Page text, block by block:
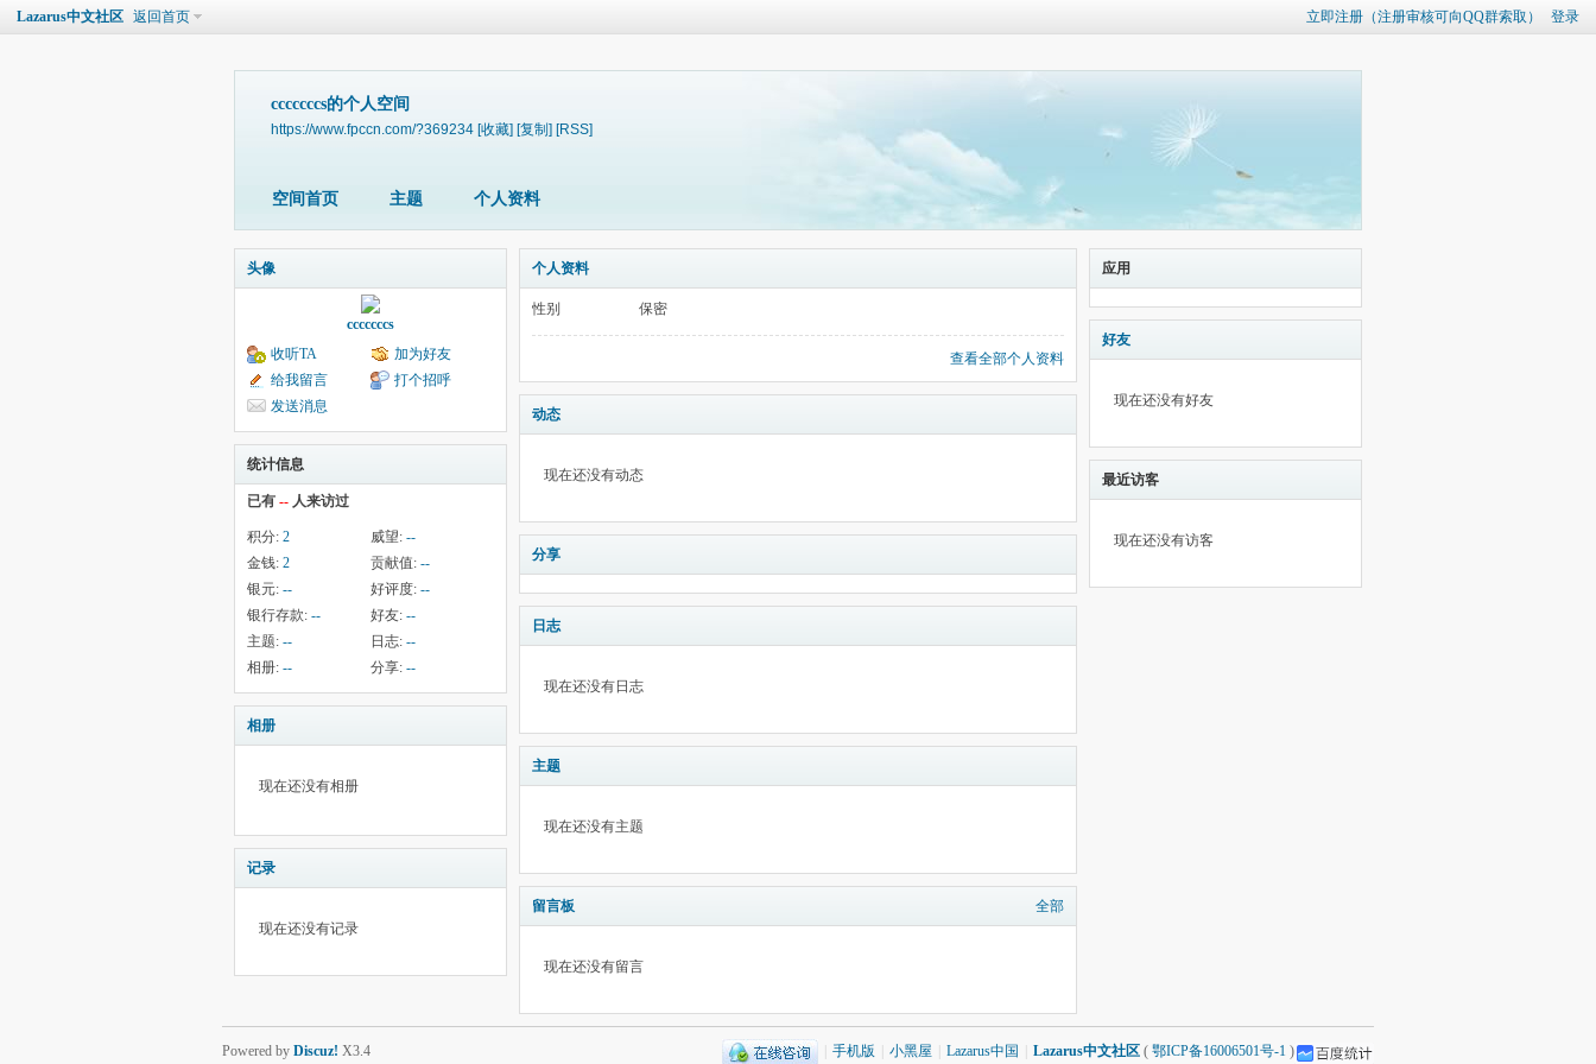
立即注册（注册审核可向QQ群索取） 登录
Lazarus中文社区 返回首页
cccccccs的个人空间
https://www.fpccn.com/?369234 [收藏] [复制] [RSS]
空间首页 主题 个人资料
头像
cccccccs
收听TA
加为好友
给我留言
打个招呼
发送消息
统计信息
已有 -- 人来访过
积分: 2 威望: --
金钱: 2 贡献值: --
银元: -- 好评度: --
银行存款: -- 好友: --
主题: -- 日志: --
相册: -- 分享: --
相册
现在还没有相册
记录
现在还没有记录
个人资料
性别 保密
查看全部个人资料
动态
现在还没有动态
分享
日志
现在还没有日志
主题
现在还没有主题
留言板 全部
现在还没有留言
应用
好友
现在还没有好友
最近访客
现在还没有访客
手机版 小黑屋 Lazarus中国 Lazarus中文社区 ( 鄂ICP备16006501号-1 )
Powered by Discuz! X3.4